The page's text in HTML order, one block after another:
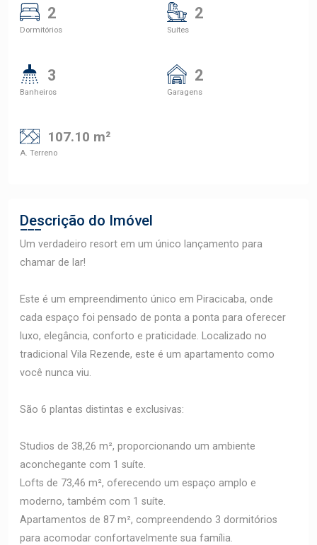
2
Dormitórios
2
Suítes
3
Banheiros
2
Garagens
107.10 m²
A. Terreno
Descrição do Imóvel
Um verdadeiro resort em um único lançamento para
chamar de lar!
Este é um empreendimento único em Piracicaba, onde
cada espaço foi pensado de ponta a ponta para oferecer
luxo, elegância, conforto e praticidade. Localizado no
tradicional Vila Rezende, este é um apartamento como
você nunca viu.
São 6 plantas distintas e exclusivas:
Studios de 38,26 m², proporcionando um ambiente
aconchegante com 1 suíte.
Lofts de 73,46 m², oferecendo um espaço amplo e
moderno, também com 1 suíte.
Apartamentos de 87 m², compreendendo 3 dormitórios
para acomodar confortavelmente sua família.